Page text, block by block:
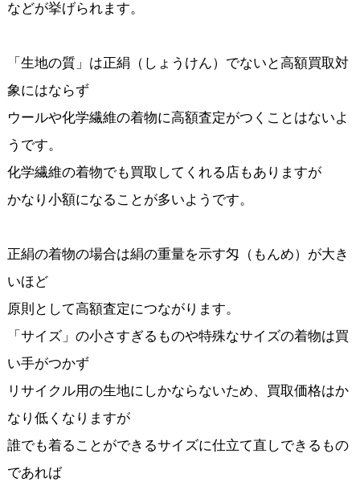
などが挙げられます。
「生地の質」は正絹（しょうけん）でないと高額買取対
象にはならず
ウールや化学繊維の着物に高額査定がつくことはないよ
うです。
化学繊維の着物でも買取してくれる店もありますが
かなり小額になることが多いようです。
正絹の着物の場合は絹の重量を示す匁（もんめ）が大き
いほど
原則として高額査定につながります。
「サイズ」の小さすぎるものや特殊なサイズの着物は買
い手がつかず
リサイクル用の生地にしかならないため、買取価格はか
なり低くなりますが
誰でも着ることができるサイズに仕立て直しできるもの
であれば